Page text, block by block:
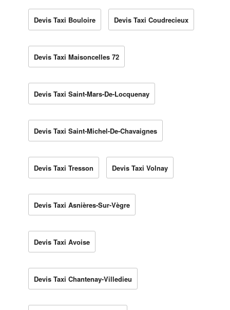
Devis Taxi Bouloire Devis Taxi Coudrecieux
Devis Taxi Maisoncelles 72
Devis Taxi Saint-Mars-De-Locquenay
Devis Taxi Saint-Michel-De-Chavaignes
Devis Taxi Tresson Devis Taxi Volnay
Devis Taxi Asnières-Sur-Vègre
Devis Taxi Avoise
Devis Taxi Chantenay-Villedieu